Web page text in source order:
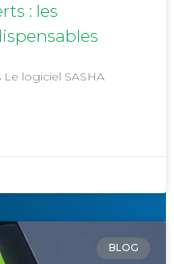
: les
logiciel SASHA
BLOG